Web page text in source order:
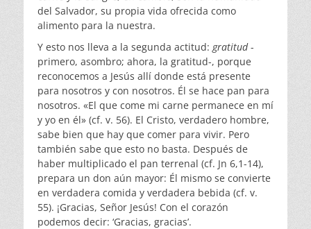
del Salvador, su propia vida ofrecida como
alimento para la nuestra.
Y esto nos lleva a la segunda actitud: gratitud-
primero, asombro; ahora, la gratitud-, porque
reconocemos a Jesús allí donde está presente
para nosotros y con nosotros. Él se hace pan para
nosotros. «El que come mi carne permanece en mí
y yo en él» (cf. v. 56). El Cristo, verdadero hombre,
sabe bien que hay que comer para vivir. Pero
también sabe que esto no basta. Después de
haber multiplicado el pan terrenal (cf. Jn 6,1-14),
prepara un don aún mayor: Él mismo se convierte
en verdadera comida y verdadera bebida (cf. v.
55). ¡Gracias, Señor Jesús! Con el corazón
podemos decir: ‘Gracias, gracias’.